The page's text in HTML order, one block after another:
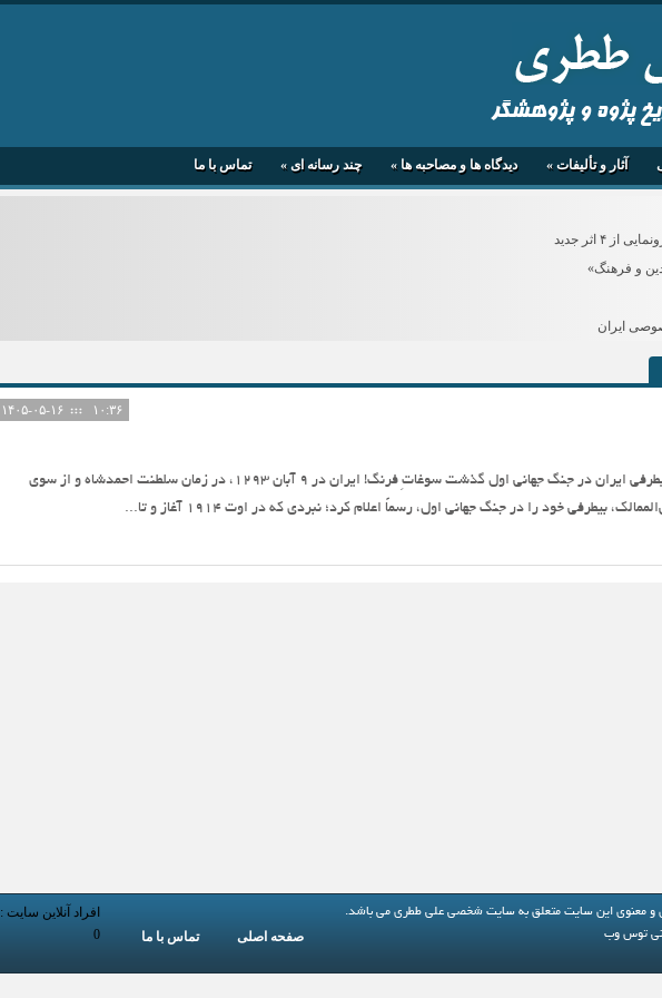
پژوه و پژوهشگر
آثار و تألیفات » دیدگاه ها و مصاحبه ها » چند رسانه ای » تماس با ما
اثر جدید
و فرهنگ»
ایران
۱۰:۳۶
102 سال از اعلام بیطرفی ایران در جنگ جهانی اول گذشت سوغاتِ فرنگ! ایران در 9 آبان 1293، در زمان سلطنت احمدشاه و از سوی
بیطرفی خود را در جنگ جهانی اول، رسماً اعلام کرد؛ نبردی که در اوت 1914 آغاز و تا...
و معنوی این سایت متعلق به سایت شخصی علی ططری می باشد.
توس وب صفحه اصلی تماس با ما
افراد آنلاین سایت :
0